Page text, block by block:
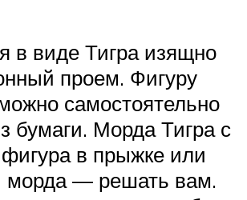
в виде Тигра изящно
проем. Фигуру
самостоятельно
бумаги. Морда Тигра с
в прыжке или
морда — решать вам.